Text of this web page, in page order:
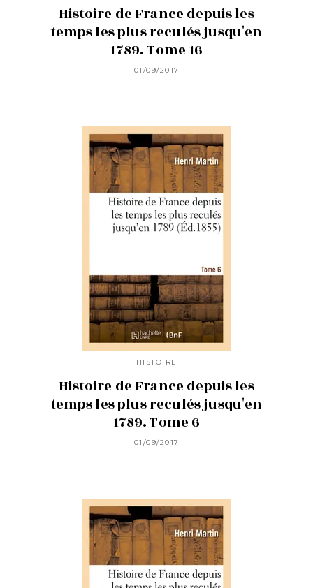
Histoire de France depuis les
temps les plus reculés jusqu'en
1789. Tome 16
01/09/2017
HISTOIRE
Histoire de France depuis les
temps les plus reculés jusqu'en
1789. Tome 6
01/09/2017